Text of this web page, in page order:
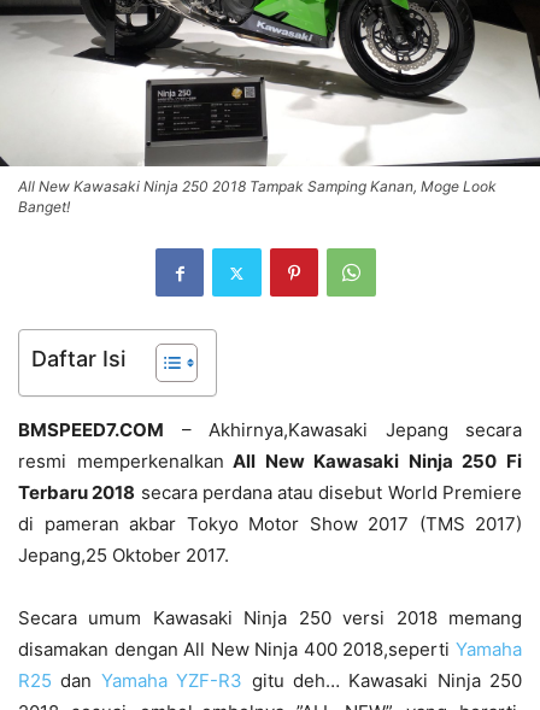
All New Kawasaki Ninja 250 2018 Tampak Samping Kanan, Moge Look
Banget!
Daftar Isi
BMSPEED7.COM – Akhirnya,Kawasaki Jepang secara
resmi memperkenalkan All New Kawasaki Ninja 250 Fi
Terbaru 2018 secara perdana atau disebut World Premiere
di pameran akbar Tokyo Motor Show 2017 (TMS 2017)
Jepang,25 Oktober 2017.
Secara umum Kawasaki Ninja 250 versi 2018 memang
disamakan dengan All New Ninja 400 2018,seperti Yamaha
R25 dan Yamaha YZF-R3 gitu deh… Kawasaki Ninja 250